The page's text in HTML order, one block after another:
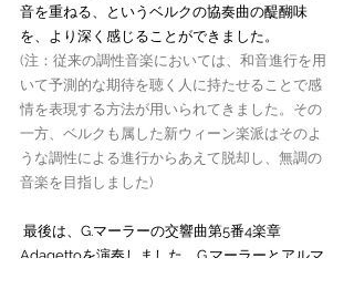
音を重ねる、というベルクの協奏曲の醍醐味
を、より深く感じることができました。
(注：従来の調性音楽においては、和音進行を用
いて予測的な期待を聴く人に持たせることで感
情を表現する方法が用いられてきました。その
一方、ベルクも属した新ウィーン楽派はそのよ
うな調性による進行からあえて脱却し、無調の
音楽を目指しました)
Adagettoを演奏しました。G.マーラーとアルマ